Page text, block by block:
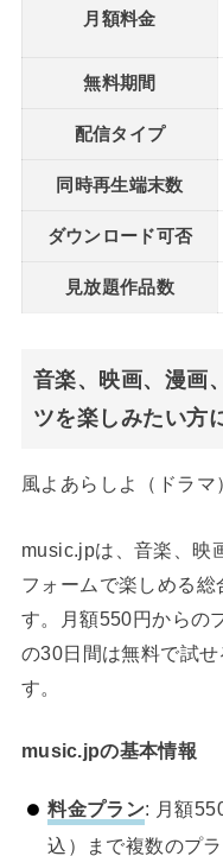
月額料金
無料期間
配信タイプ
同時再生端末数
ダウンロード可否
見放題作品数
音楽、映画、漫画
ツを楽しみたい方
風よあらしよ（ドラマ
music.jpは、音楽、映
フォームで楽しめる
す。月額550円からの
の30日間は無料で試
す。
music.jpの基本情報
料金プラン: 月額
込）まで複数のプ